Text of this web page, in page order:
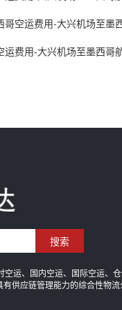
空运费用-大兴机场至墨
费用-大兴机场至墨西哥
搜索
运、国内空运、国际空运、
供应链管理能力的综合性物流